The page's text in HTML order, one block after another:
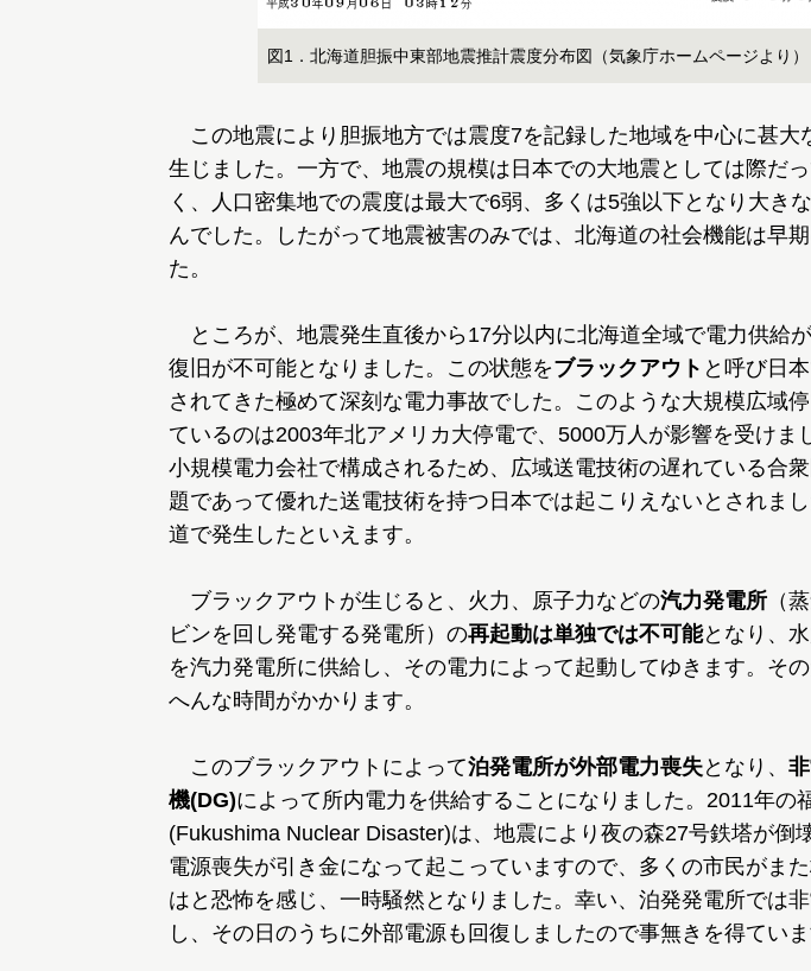
図1．北海道胆振中東部地震推計震度分布図（気象庁ホームページより）
この地震により胆振地方では震度7を記録した地域を中心に甚大
生じました。一方で、地震の規模は日本での大地震としては際だ
く、人口密集地での震度は最大で6弱、多くは5強以下となり大き
んでした。したがって地震被害のみでは、北海道の社会機能は早
た。
ところが、地震発生直後から17分以内に北海道全域で電力供給
復旧が不可能となりました。この状態をブラックアウト と呼び日
されてきた極めて深刻な電力事故でした。このような大規模広域
ているのは2003年北アメリカ大停電で、5000万人が影響を受けま
小規模電力会社で構成されるため、広域送電技術の遅れている合
題であって優れた送電技術を持つ日本では起こりえないとされま
道で発生したといえます。
ブラックアウトが生じると、火力、原子力などの汽力発電所 （
ビンを回し発電する発電所）の再起動は単独では不可能となり、
を汽力発電所に供給し、その電力によって起動してゆきます。そ
へんな時間がかかります。
このブラックアウトによって泊発電所が外部電力喪失となり、
機(DG)によって所内電力を供給することになりました。2011年の
(Fukushima Nuclear Disaster)は、地震により夜の森27号鉄塔が倒
電源喪失が引き金になって起こっていますので、多くの市民がま
はと恐怖を感じ、一時騒然となりました。幸い、泊発発電所では
し、その日のうちに外部電源も回復しましたので事無きを得ていま